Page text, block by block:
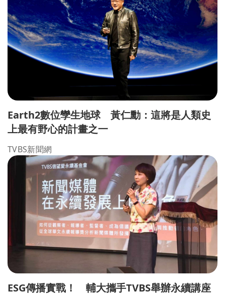
Earth2數位孿生地球 黃仁勳：這將是人類史
上最有野心的計畫之一
TVBS新聞網
ESG傳播實戰！ 輔大攜手TVBS舉辦永續講座